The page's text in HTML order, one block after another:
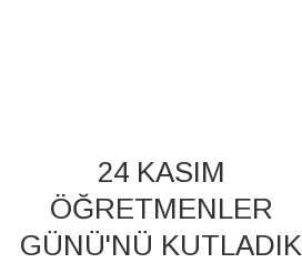
24 KASIM
ÖĞRETMENLER
GÜNÜ'NÜ KUTLADIK